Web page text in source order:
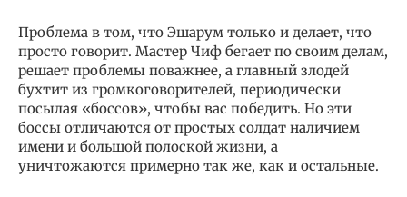
Проблема в том, что Эшарум только и делает, что
просто говорит. Мастер Чиф бегает по своим делам,
решает проблемы поважнее, а главный злодей
бухтит из громкоговорителей, периодически
посылая «боссов», чтобы вас победить. Но эти
боссы отличаются от простых солдат наличием
имени и большой полоской жизни, а
уничтожаются примерно так же, как и остальные.